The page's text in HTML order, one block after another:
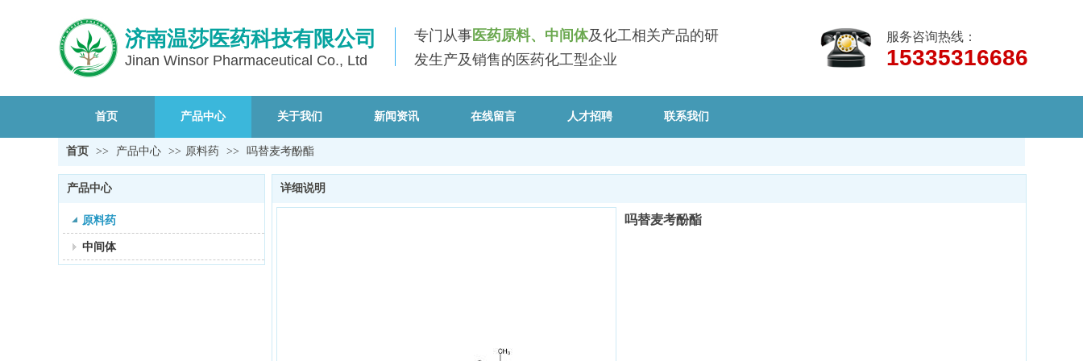
济南温莎医药科技有限公司
Jinan Winsor Pharmaceutical Co., Ltd
专门从事医药原料、中间体及化工相关产品的研
发生产及销售的医药化工型企业
服务咨询热线：
15335316686
首页 产品中心 关于我们 新闻资讯 在线留言 人才招聘 联系我们
首页 >> 产品中心 >> 原料药 >> 吗替麦考酚酯
产品中心
原料药
中间体
详细说明
吗替麦考酚酯